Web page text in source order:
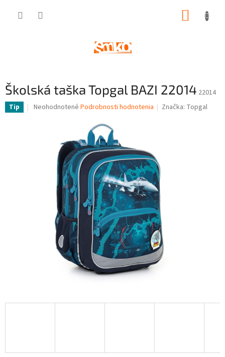
Školská taška Topgal BAZI 22014 22014
Tip
Priemerné
hviezdičiek.
Neohodnotené Podrobnosti hodnotenia Značka: Topgal